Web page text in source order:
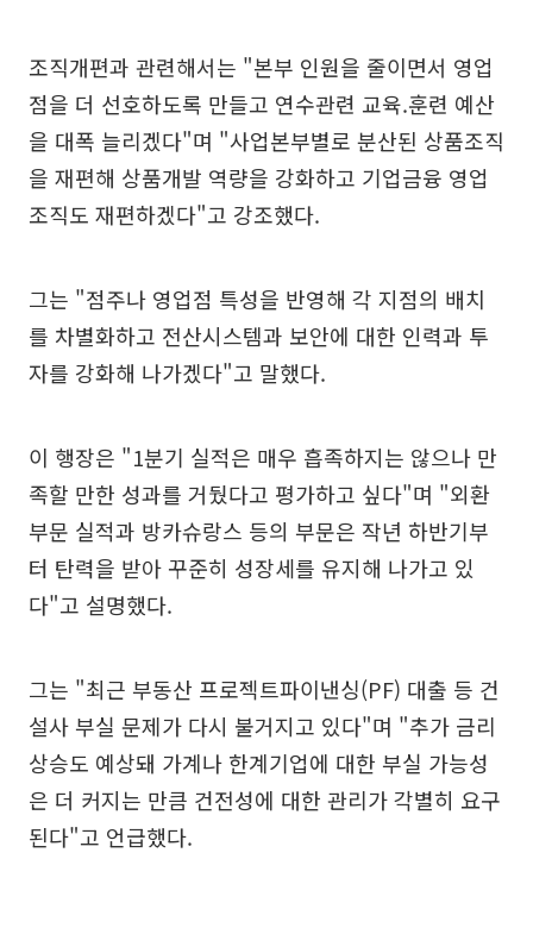
조직개편과 관련해서는 "본부 인원을 줄이면서 영업
점을 더 선호하도록 만들고 연수관련 교육.훈련 예산
을 대폭 늘리겠다"며 "사업본부별로 분산된 상품조직
을 재편해 상품개발 역량을 강화하고 기업금융 영업
조직도 재편하겠다"고 강조했다.
그는 "점주나 영업점 특성을 반영해 각 지점의 배치
를 차별화하고 전산시스템과 보안에 대한 인력과 투
자를 강화해 나가겠다"고 말했다.
이 행장은 "1분기 실적은 매우 흡족하지는 않으나 만
족할 만한 성과를 거뒀다고 평가하고 싶다"며 "외환
부문 실적과 방카슈랑스 등의 부문은 작년 하반기부
터 탄력을 받아 꾸준히 성장세를 유지해 나가고 있
다"고 설명했다.
그는 "최근 부동산 프로젝트파이낸싱(PF) 대출 등 건
설사 부실 문제가 다시 불거지고 있다"며 "추가 금리
상승도 예상돼 가계나 한계기업에 대한 부실 가능성
은 더 커지는 만큼 건전성에 대한 관리가 각별히 요구
된다"고 언급했다.